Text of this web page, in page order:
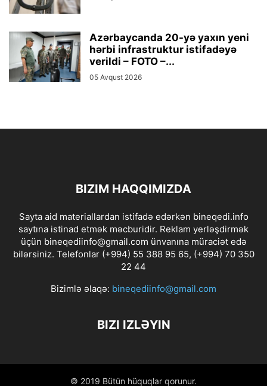
Azərbaycanda 20-yə yaxın yeni
hərbi infrastruktur istifadəyə
verildi – FOTO –...
05 Avqust 2026
BIZIM HAQQIMIZDA
Sayta aid materiallardan istifadə edərkən bineqedi.info
saytına istinad etmək məcburidir. Reklam yerləşdirmək
üçün bineqediinfo@gmail.com ünvanına müraciət edə
bilərsiniz. Telefonlar (+994) 55 388 95 65, (+994) 70 350
22 44
Bizimlə əlaqə: bineqediinfo@gmail.com
BIZI IZLƏYIN
© 2019 Bütün hüquqlar qorunur.